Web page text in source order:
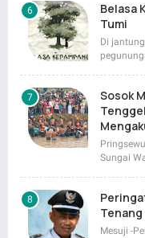
Belasa
Tumi
Di
Sosok
Sungai
Tenang
Mesuji -